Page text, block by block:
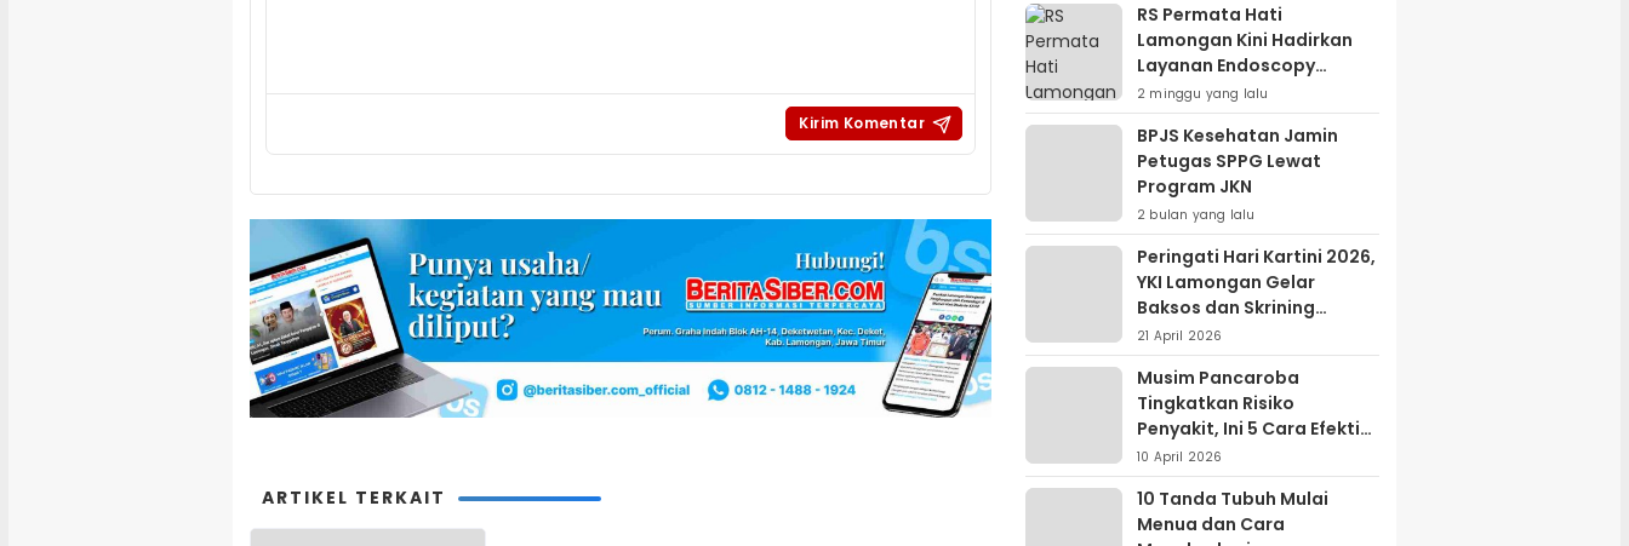
ARTIKEL TERKAIT
RS Permata Hati
Lamongan Kini Hadirkan
Layanan Endoscopy
Modern, Begini
Keunggulannya
2 minggu yang lalu
BPJS Kesehatan Jamin
Petugas SPPG Lewat
Program JKN
2 bulan yang lalu
Peringati Hari Kartini 2026,
YKI Lamongan Gelar
Baksos dan Skrining
Kanker Serviks
21 April 2026
Musim Pancaroba
Tingkatkan Risiko
Penyakit, Ini 5 Cara Efektif
Menjaga Kesehatan
10 April 2026
10 Tanda Tubuh Mulai
Menua dan Cara